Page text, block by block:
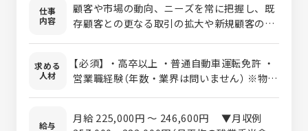
仕事
内容
顧客や市場の動向、ニーズを常に把握し、既
存顧客との更なる取引の拡大や新規顧客の獲
再訪問 ・アポ取り ・提案書、見積作成
求める
人材
【必須】 ・高卒以上 ・普通自動車運転免許 ・
営業職経験（年数・業界は問いません） ※物流
安心ください。 【その他(あれば尚可)】 ・メ
給与
月給 225,000円 ～ 246,600円 ▼月収例